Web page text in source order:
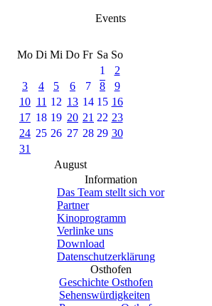
Events
Mo Di Mi Do Fr Sa So
1
2
3
4 5 6 7 8
9
10 11 12 13 14 15 16
17 18 19 20 21 22 23
24 25 26 27 28 29 30
31
August
Information
Das Team stellt sich vor
Partner
Kinoprogramm
Verlinke uns
Download
Datenschutzerklärung
Osthofen
Geschichte Osthofen
Sehenswürdigkeiten